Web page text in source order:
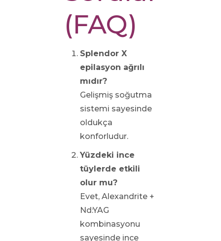
(FAQ)
Splendor X
epilasyon ağrılı
mıdır?
Gelişmiş soğutma
sistemi sayesinde
oldukça
konforludur.
Yüzdeki ince
tüylerde etkili
olur mu?
Evet, Alexandrite +
Nd:YAG
kombinasyonu
sayesinde ince